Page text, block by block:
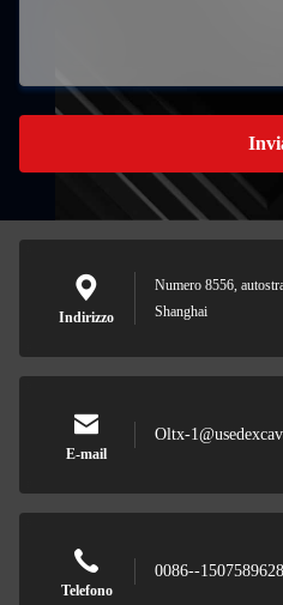
Indirizzo
Numero 8556,
Shanghai
E-mail
Oltx-
Telefono
0086--